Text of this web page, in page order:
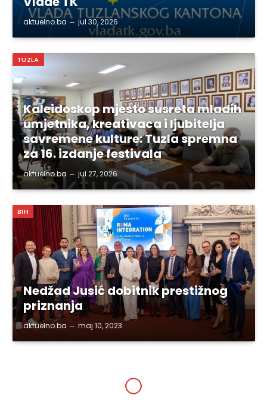
aktuelno.ba jul 30, 2026
TUZLA
Kaleidoskop mjesto susreta mladih
umjetnika, kreativaca i ljubitelja
savremene kulture: Tuzla spremna
za 16. izdanje festivala
aktuelno.ba jul 27, 2026
BIH
Nedžad Jusić dobitnik prestižnog
priznanja
aktuelno.ba maj 10, 2023